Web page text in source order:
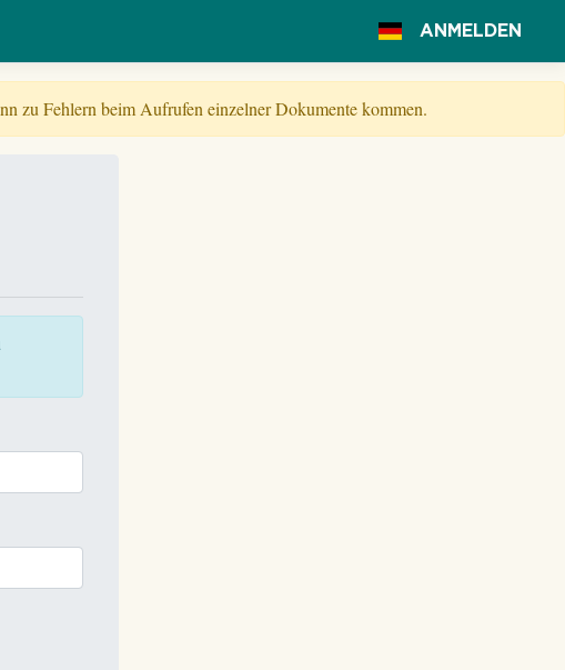
ANMELDEN
zu Fehlern beim Aufrufen einzelner Dokumente kommen.